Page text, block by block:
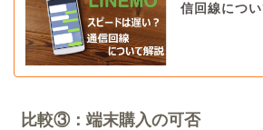
信回線につ
比較③：端末購入の可否